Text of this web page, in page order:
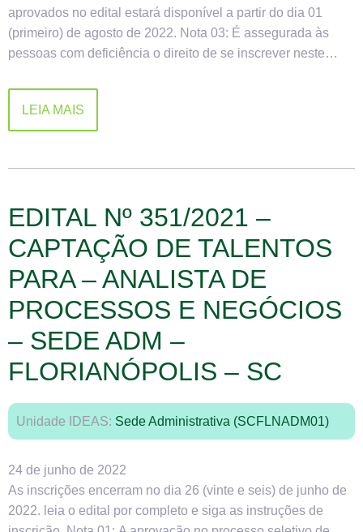
aprovados no edital estará disponível a partir do dia 01
(primeiro) de agosto de 2022. Nota 03: É assegurada às
pessoas com deficiência o direito de se inscrever neste…
LEIA MAIS
EDITAL Nº 351/2021 –
CAPTAÇÃO DE TALENTOS
PARA – ANALISTA DE
PROCESSOS E NEGÓCIOS
– SEDE ADM –
FLORIANÓPOLIS – SC
Unidade IDEAS: Sede Administrativa (SCFLNADM01)
24 de junho de 2022
As inscrições encerram no dia 26 (vinte e seis) de junho de
2022. leia o edital por completo e siga as instruções de